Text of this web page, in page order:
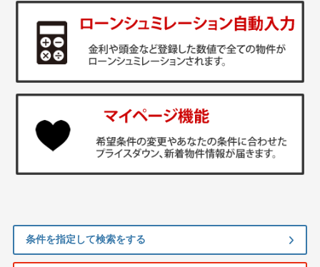
条件を指定して検索をする